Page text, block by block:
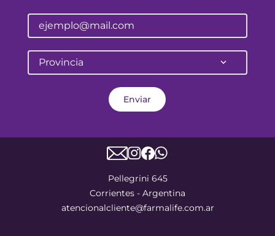
Provincia
Enviar
Pellegrini 645
Corrientes - Argentina
atencionalcliente@farmalife.com.ar